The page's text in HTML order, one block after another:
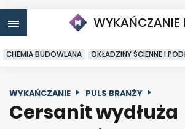
WYKAŃCZANIE
CHEMIA BUDOWLANA OKŁADZINY ŚCIENNE I
WYKAŃCZANIE PULS BRANŻY
Cersanit wydłuża